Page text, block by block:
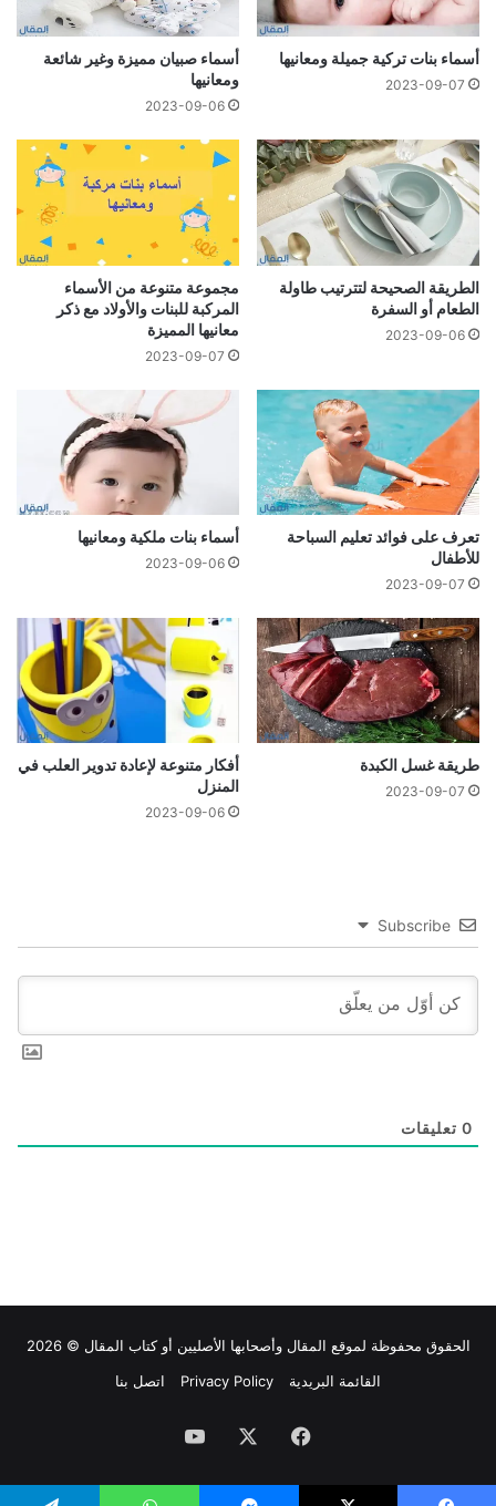
أسماء بنات تركية جميلة ومعانيها
2023-09-07
أسماء صبيان مميزة وغير شائعة
ومعانيها
2023-09-06
الطريقة الصحيحة لتترتيب طاولة
الطعام أو السفرة
2023-09-06
مجموعة متنوعة من الأسماء
المركبة للبنات والأولاد مع ذكر
معانيها المميزة
2023-09-07
تعرف على فوائد تعليم السباحة
للأطفال
2023-09-07
أسماء بنات ملكية ومعانيها
2023-09-06
طریقة غسل الكبدة
2023-09-07
أفكار متنوعة لإعادة تدوير العلب في
المنزل
2023-09-06
Subscribe
0 تعليقات
الحقوق محفوظة لموقع المقال وأصحابها الأصليين أو كتاب المقال © 2026
القائمة البريدية
Privacy Policy اتصل بنا
فيسبوك ‫YouTube